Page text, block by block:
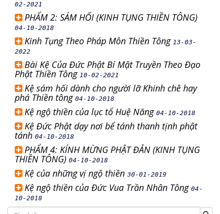
02-2021
PHẨM 2: SÁM HỐI (KINH TỤNG THIỀN TÔNG)
04-10-2018
Kinh Tụng Theo Pháp Môn Thiền Tông 13-03-
2022
Bài Kệ Của Đức Phật Bí Mật Truyền Theo Đạo
Phật Thiền Tông 10-02-2021
Kệ sám hối dành cho người lỡ Khinh chê hay
phá Thiền tông 04-10-2018
Kệ ngộ thiền của lục tổ Huệ Năng 04-10-2018
Kệ Đức Phật dạy nơi bể tánh thanh tịnh phật
tánh 04-10-2018
PHẨM 4: KÍNH MỪNG PHẬT ĐẢN (KINH TỤNG
THIỀN TÔNG) 04-10-2018
Kệ của những vị ngộ thiền 30-01-2019
Kệ ngộ thiền của Đức Vua Trần Nhân Tông 04-
10-2018